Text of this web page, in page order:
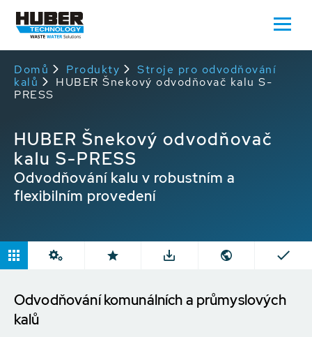
Domů Produkty
Stroje pro odvodňování
kalů
HUBER Šnekový odvodňovač kalu S-
PRESS
HUBER Šnekový odvodňovač
kalu S-PRESS
Odvodňování kalu v robustním a
flexibilním provedení
Odvodňování komunálních a průmyslových
kalů